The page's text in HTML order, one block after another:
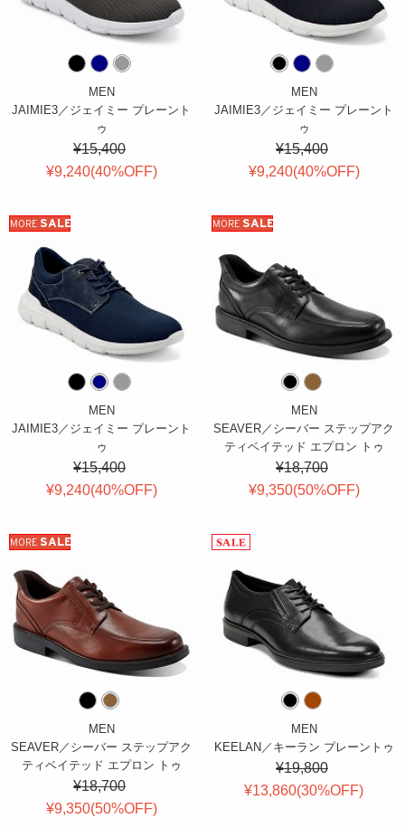
MEN
JAIMIE3／ジェイミー プレーント
ゥ
¥15,400
¥9,240(40%OFF)
MEN
JAIMIE3／ジェイミー プレーント
ゥ
¥15,400
¥9,240(40%OFF)
MORE SALE
MEN
JAIMIE3／ジェイミー プレーント
ゥ
¥15,400
¥9,240(40%OFF)
MORE SALE
MEN
SEAVER／シーバー ステップアク
ティベイテッド エプロン トゥ
¥18,700
¥9,350(50%OFF)
MORE SALE
MEN
SEAVER／シーバー ステップアク
ティベイテッド エプロン トゥ
¥18,700
¥9,350(50%OFF)
MEN
KEELAN／キーラン プレーントゥ
¥19,800
¥13,860(30%OFF)